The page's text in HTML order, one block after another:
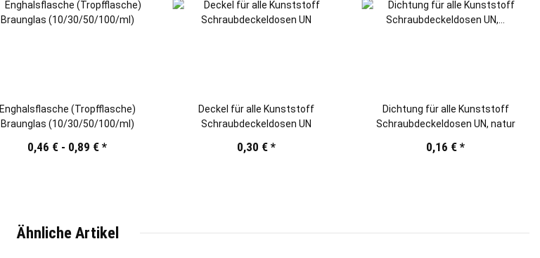
Enghalsflasche (Tropfflasche)
Braunglas (10/30/50/100/ml)
0,46 € - 0,89 €*
Deckel für alle Kunststoff
Schraubdeckeldosen UN
0,30 €*
Dichtung für alle Kunststoff
Schraubdeckeldosen UN, natur
0,16 €*
Ähnliche Artikel